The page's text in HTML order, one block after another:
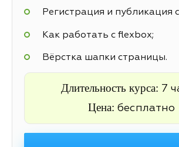
Регистрация и публикация
Как работать с flexbox;
Вёрстка шапки страницы.
Длительность курса: 7
Цена: бесплатно